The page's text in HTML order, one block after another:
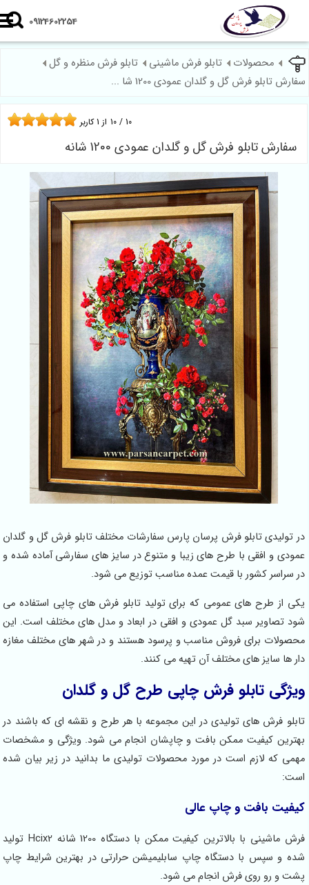
09124602254
محصولات تابلو فرش ماشینی
تابلو فرش منظره و گل
تابلو فرش گل و گلدان عمودی 1200 شا ...
سفارش تابلو فرش گل و گلدان عمودی 1200 شانه
10 از1 کاربر
تولیدی تابلو فرش پرسان پارس سفارشات مختلف تابلو فرش گل و گلدان
و افقی با طرح های زیبا و متنوع در سایز های سفارشی آماده شده و
سراسر کشور با قیمت عمده مناسب توزیع می شود.
از طرح های عمومی که برای تولید تابلو فرش های چاپی استفاده می
تصاویر سبد گل عمودی و افقی در ابعاد و مدل های مختلف است. این
برای فروش مناسب و پرسود هستند و در شهر های مختلف مغازه
ها سایز های مختلف آن تهیه می کنند.
تابلو فرش چاپی طرح گل و گلدان
فرش های تولیدی در این مجموعه با هر طرح و نقشه ای که باشند در
کیفیت ممکن بافت و چاپشان انجام می شود. ویژگی و مشخصات
که لازم است در مورد محصولات تولیدی ما بدانید در زیر بیان شده
بافت و چاپ عالی
فرش ماشینی با بالاترین کیفیت ممکن با دستگاه 1200 شانه Hcix2 تولید
و سپس با دستگاه چاپ سابلیمیشن حرارتی در بهترین شرایط چاپ
و رو روی فرش انجام می شود.